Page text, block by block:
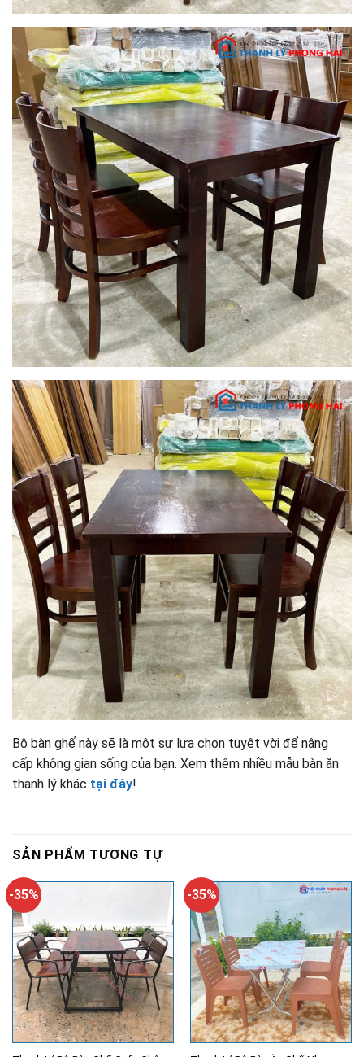
Bộ bàn ghế này sẽ là một sự lựa chọn tuyệt vời để nâng
cấp không gian sống của bạn. Xem thêm nhiều mẫu bàn ăn
thanh lý khác tại đây!
SẢN PHẨM TƯƠNG TỰ
-35% -35%